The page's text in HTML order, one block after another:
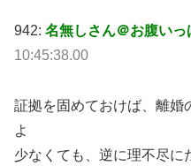
942: 名無しさん＠お腹いっ
10:45:38.00
証拠を固めておけば、離婚
よ
少なくても、逆に理不尽に